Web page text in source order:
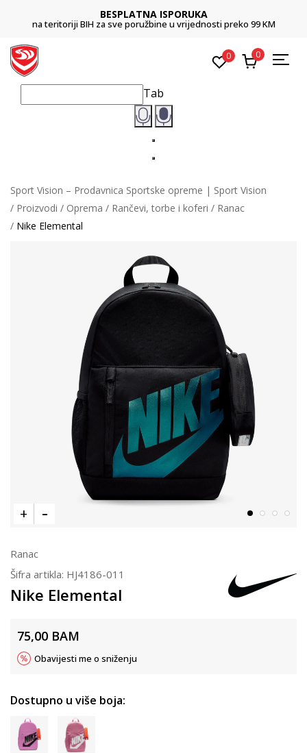
BESPLATNA ISPORUKA
na teritoriji BIH za sve poružbine u vrijednosti preko 99 KM
0 0
Tab
Sport Vision – Prodavnica Sportske opreme | Sport Vision
Proizvodi
Oprema Rančevi, torbe i koferi
Ranac
Nike Elemental
Ranac
Šifra artikla: HJ4186-011
Nike Elemental
75,00 BAM
Obavijesti me o sniženju
Dostupno u više boja: